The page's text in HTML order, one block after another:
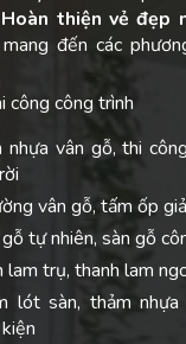
thiện vẻ đẹp
đến các
công công trình
nhựa vân gỗ, thi
vân gỗ, tấm ốp
tự nhiên, sàn gỗ
lam trụ, thanh lam
lót sàn, thảm